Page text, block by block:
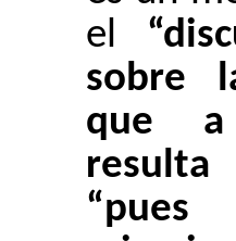
el
sobre
que a
resulta